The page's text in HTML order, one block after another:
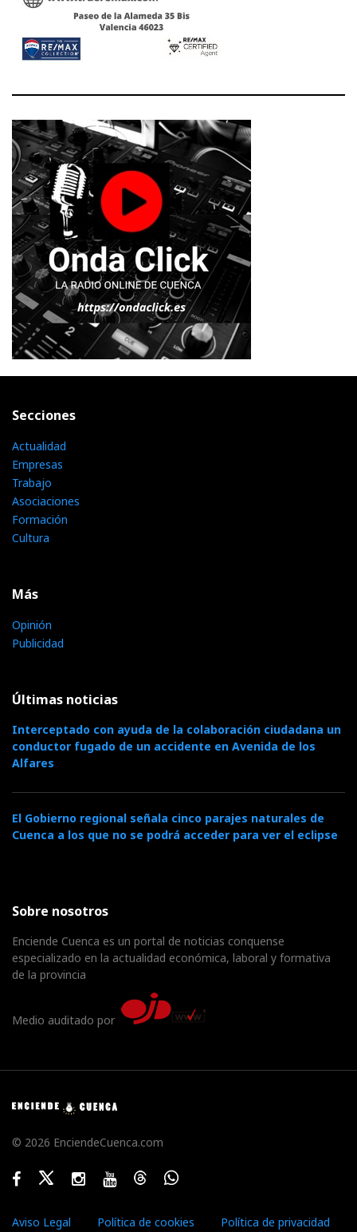
Secciones
Actualidad
Empresas
Trabajo
Asociaciones
Formación
Cultura
Más
Opinión
Publicidad
Últimas noticias
Interceptado con ayuda de la colaboración ciudadana un
conductor fugado de un accidente en Avenida de los
Alfares
El Gobierno regional señala cinco parajes naturales de
Cuenca a los que no se podrá acceder para ver el eclipse
Sobre nosotros
Enciende Cuenca es un portal de noticias conquense
especializado en la actualidad económica, laboral y formativa
de la provincia
Medio auditado por
© 2026 EnciendeCuenca.com
FacebookTwitterInstagramYoutubeThreadsWhatsApp
Aviso Legal Política de cookies Política de privacidad